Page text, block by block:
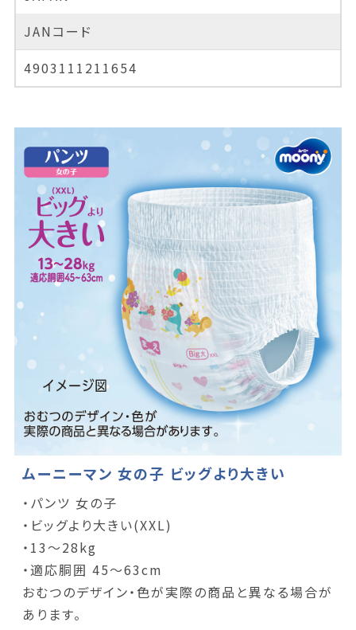
JANコード
4903111211654
ムーニーマン 女の子 ビッグより大きい
・パンツ 女の子
・ビッグより大きい(XXL)
・13～28kg
・適応胴囲 45～63cm
おむつのデザイン・色が実際の商品と異なる場合が
あります。